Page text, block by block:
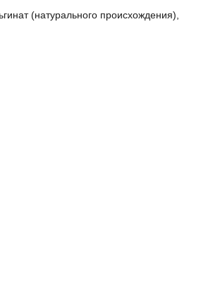
(натурального происхождения),